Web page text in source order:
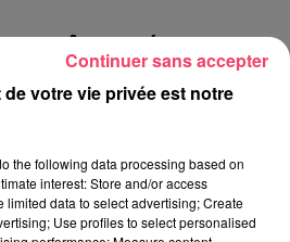
LA MÊME CATÉGORIE
de votre vie privée est notre
the following data processing based on
interest: Store and/or access
limited data to select advertising; Create
Use profiles to select personalised
Continuer sans accepter